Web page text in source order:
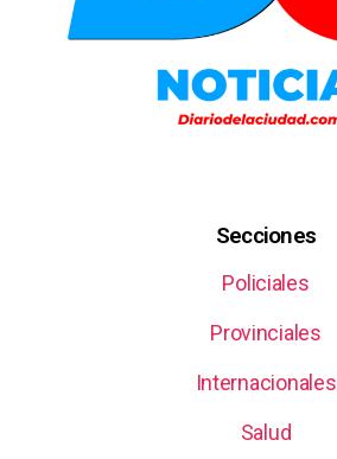
Secciones
Policiales
Provinciales
Internacionales
Salud